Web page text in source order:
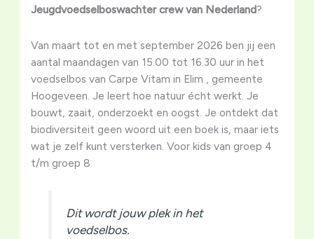
Jeugdvoedselboswachter crew van Nederland?
Van maart tot en met september 2026 ben jij een
aantal maandagen van 15.00 tot 16.30 uur in het
voedselbos van Carpe Vitam in Elim , gemeente
Hoogeveen. Je leert hoe natuur écht werkt. Je
bouwt, zaait, onderzoekt en oogst. Je ontdekt dat
biodiversiteit geen woord uit een boek is, maar iets
wat je zelf kunt versterken. Voor kids van groep 4
t/m groep 8
Dit wordt jouw plek in het
voedselbos.